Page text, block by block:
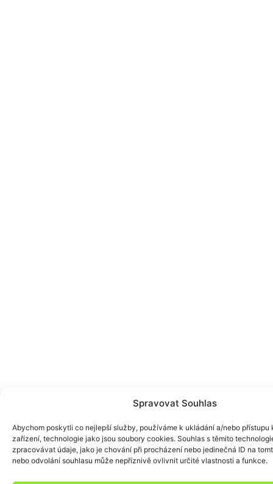
Spravovat Souhlas
Abychom poskytli co nejlepší služby, používáme k ukládání a/nebo přístupu
zařízení, technologie jako jsou soubory cookies. Souhlas s těmito
zpracovávat údaje, jako je chování při procházení nebo jedinečná ID na
nebo odvolání souhlasu může nepříznivě ovlivnit určité vlastnosti a funkce.